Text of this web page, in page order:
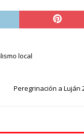
local
Peregrinación a Luján